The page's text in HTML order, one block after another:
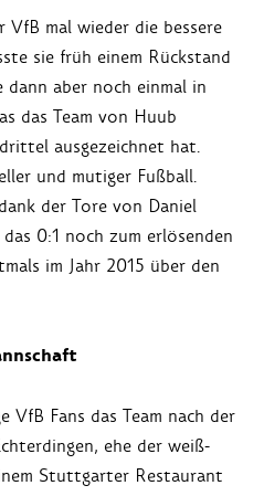
mal wieder die bessere
sie früh einem Rückstand
aber noch einmal in
das Team von Huub
ausgezeichnet hat.
und mutiger Fußball.
der Tore von Daniel
0:1 noch zum erlösenden
im Jahr 2015 über den
VfB Fans das Team nach der
ehe der weiß-
Stuttgarter Restaurant